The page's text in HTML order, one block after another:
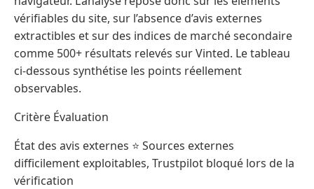
vérifiables du site, sur l’absence d’avis externes
extractibles et sur des indices de marché secondaire
comme 500+ résultats relevés sur Vinted. Le tableau
ci-dessous synthétise les points réellement
observables.
Critère Évaluation
État des avis externes ⭐ Sources externes
difficilement exploitables, Trustpilot bloqué lors de la
vérification